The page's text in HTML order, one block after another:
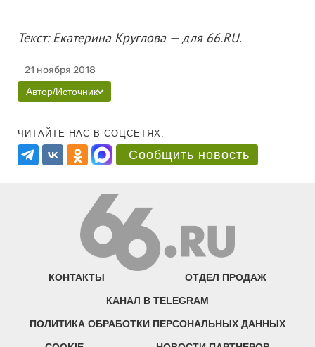
Текст: Екатерина Круглова — для 66.RU.
21 ноября 2018
Автор/Источник
ЧИТАЙТЕ НАС В СОЦСЕТЯХ:
Сообщить новость
КОНТАКТЫ ОТДЕЛ ПРОДАЖ
КАНАЛ В TELEGRAM
ПОЛИТИКА ОБРАБОТКИ ПЕРСОНАЛЬНЫХ ДАННЫХ